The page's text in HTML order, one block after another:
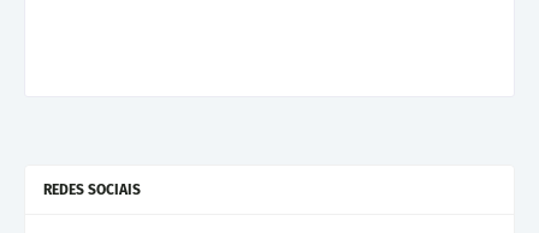
REDES SOCIAIS